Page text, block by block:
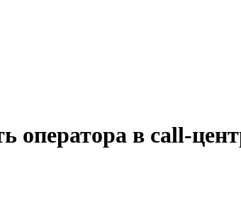
оператора в call-